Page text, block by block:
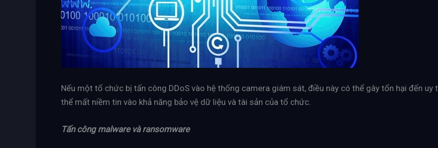
Nếu một tổ chức bị tấn công DDoS vào hệ thống camera giám sát, điều này có thể gây tổn hại đến
thể mất niềm tin vào khả năng bảo vệ dữ liệu và tài sản của tổ chức.
Tấn công malware và ransomware